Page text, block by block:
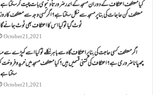
کیا معتکف اعتکاف کے دوران مسجد کے اندر ضرورتاً دنیوی بات چیت کر سکتا
معتکف کن حاجات کی بنا پر مسجد سے نکل سکتا ہے؟ اگر کسی وجہ سے معتکف کا
ٹوٹ گیا تو کیا اس کا اعتکاف بھی ٹوٹ جائے
October 21, 2021
اگر معتکف کسی حاجت کی بنا پر اعتکاف گاہ سے باہر نکلے تو کیا اسے کپڑے سے
چھپانا ضروری ہے؟اعتکاف کی کتنی قسمیں ہیں؟کیا معتکف مسجد میں خرید و فروخت
سکتا
October 21, 2021